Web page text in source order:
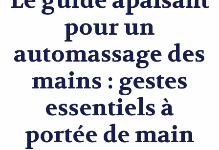
pour un
automassage des
mains : gestes
essentiels à
portée de main